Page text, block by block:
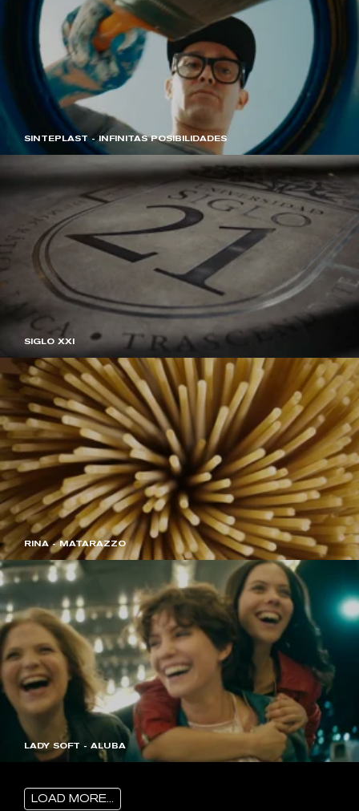
SINTEPLAST - INFINITAS POSIBILIDADES
SIGLO XXI
RINA - MATARAZZO
LADY SOFT - ALUBA
LOAD MORE...